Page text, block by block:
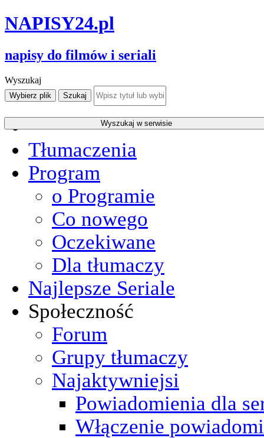
NAPISY24.pl
napisy do filmów i seriali
Wyszukaj
Tłumaczenia
Program
o Programie
Co nowego
Oczekiwane
Dla tłumaczy
Najlepsze Seriale
Społeczność
Forum
Grupy tłumaczy
Najaktywniejsi
Powiadomienia dla
Włączenie